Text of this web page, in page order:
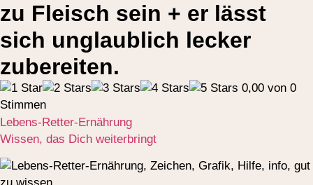
zu Fleisch sein + er lässt
sich unglaublich lecker
zubereiten.
0,00 von 0
Stimmen
Lebens-Retter-Ernährung
Wissen, das Dich weiterbringt